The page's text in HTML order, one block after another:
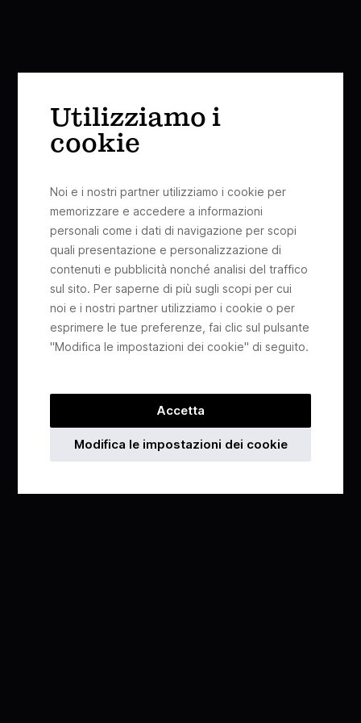
Utilizziamo i
cookie
Noi e i nostri partner utilizziamo i cookie per
memorizzare e accedere a informazioni
personali come i dati di navigazione per scopi
quali presentazione e personalizzazione di
contenuti e pubblicità nonché analisi del traffico
sul sito. Per saperne di più sugli scopi per cui
noi e i nostri partner utilizziamo i cookie o per
esprimere le tue preferenze, fai clic sul pulsante
"Modifica le impostazioni dei cookie" di seguito.
Accetta
Modifica le impostazioni dei cookie